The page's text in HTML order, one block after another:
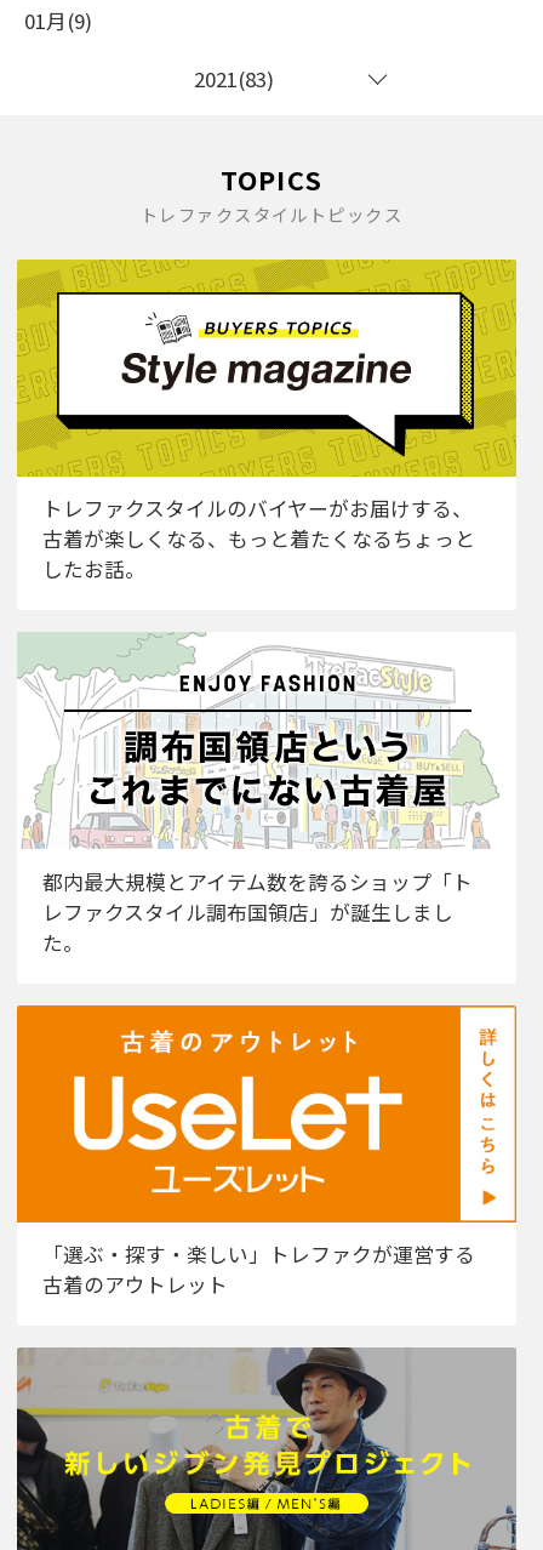
01月(9)
2021(83)
TOPICS
トレファクスタイルトピックス
トレファクスタイルのバイヤーがお届けする、
古着が楽しくなる、もっと着たくなるちょっと
したお話。
都内最大規模とアイテム数を誇るショップ「ト
レファクスタイル調布国領店」が誕生しまし
た。
「選ぶ・探す・楽しい」トレファクが運営する
古着のアウトレット